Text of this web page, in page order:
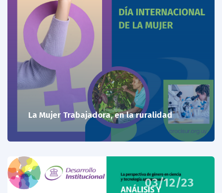
La Mujer Trabajadora, en la ruralidad
03/12/23